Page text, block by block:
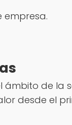
empresa.
de la
desde el